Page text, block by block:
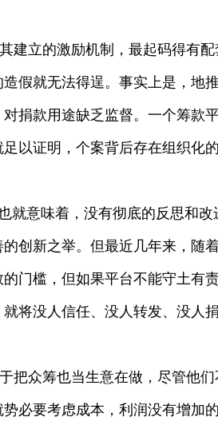
建立的激励机制，最起码得有配
假就无法得逞。事实上是，地
捐款用途缺乏监督。一个筹款
以证明，个案背后存在组织化
就意味着，没有彻底的反思和
创新之举。但最近几年来，随
门槛，但如果平台不能守土有
将没人信任、没人转发、没人
把众筹也当生意在做，尽管他
必要考虑成本，利润没有增加